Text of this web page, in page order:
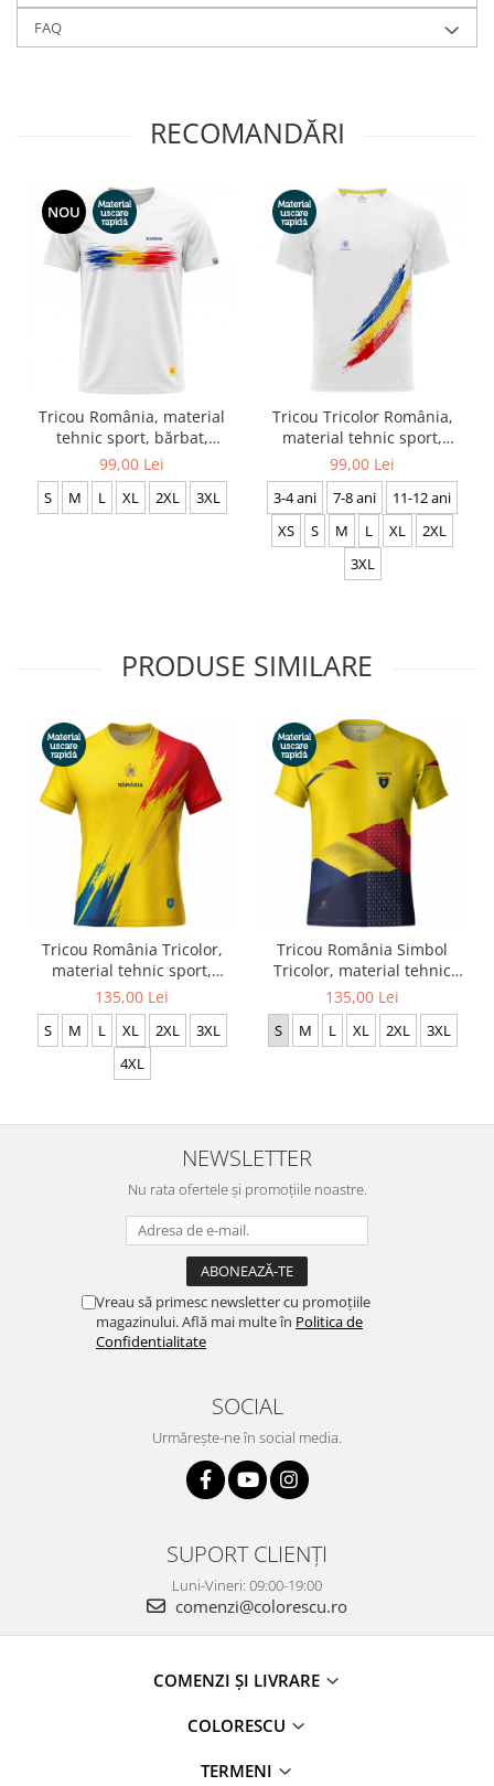
FAQ
RECOMANDĂRI
NOU
Tricou România, material
tehnic sport, bărbat,
culoare albă CS69
99,00 Lei
S M L XL 2XL 3XL
Tricou Tricolor România,
material tehnic sport,
bărbat, culoare albă, CS19
99,00 Lei
3-4 ani 7-8 ani
11-12 ani
XS
S M L XL
2XL
3XL
PRODUSE SIMILARE
Tricou România Tricolor,
material tehnic sport,
bărbat, culoare galbenă,
CS45
135,00 Lei
S M L XL 2XL
3XL
4XL
Tricou România Simbol
Tricolor, material tehnic
sport, bărbat, culoare
galbenă, CS40
135,00 Lei
S M L XL 2XL 3XL
NEWSLETTER
Nu rata ofertele și promoțiile noastre.
Vreau să primesc newsletter cu promoțiile
magazinului. Află mai multe în Politica de
Confidentialitate
SOCIAL
Urmărește-ne în social media.
SUPORT CLIENȚI
Luni-Vineri: 09:00-19:00
comenzi@colorescu.ro
COMENZI ȘI LIVRARE
COLORESCU
TERMENI